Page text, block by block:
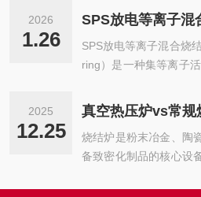
围。本文从结构设计出
者全面掌握设备核心
洁...
备。由于工作温度高（
求严、钨带易损，设备
真空度下降、温场不
障，影响产品质量与生
率，保障炉体长期稳定
机械应力。钨带在高温
2026
1.26
SPS放电等离子混合烧
ring）是一种集等离子
结、晶粒细化、致密度
瓷、金属间化合物、复
备。其核心技术围绕等
热场调控、压力-电流
2025
12.25
烧结炉是粉末冶金、陶
备致密化制品的核心设